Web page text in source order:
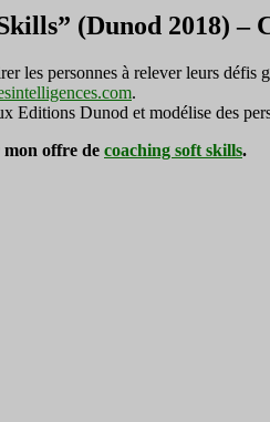
(Dunod 2018)
personnes à relever leurs défis
.
Dunod et modélise des
mon offre de coaching soft skills.